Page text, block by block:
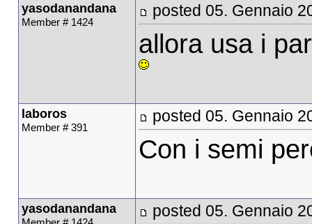
yasodanandana
Member # 1424
posted 05. Gennaio
allora usa i
laboros
Member # 391
posted 05. Gennaio
Con i semi
yasodanandana posted 05. Gennaio